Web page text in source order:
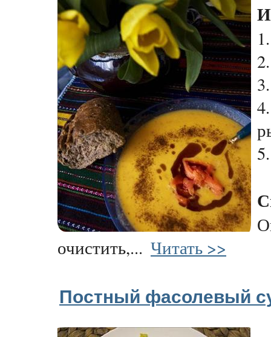
очистить,... Читать >>
Постный фасолевый